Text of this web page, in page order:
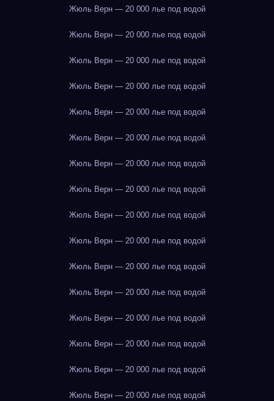
Жюль Верн — 20 000 лье под водой
Жюль Верн — 20 000 лье под водой
Жюль Верн — 20 000 лье под водой
Жюль Верн — 20 000 лье под водой
Жюль Верн — 20 000 лье под водой
Жюль Верн — 20 000 лье под водой
Жюль Верн — 20 000 лье под водой
Жюль Верн — 20 000 лье под водой
Жюль Верн — 20 000 лье под водой
Жюль Верн — 20 000 лье под водой
Жюль Верн — 20 000 лье под водой
Жюль Верн — 20 000 лье под водой
Жюль Верн — 20 000 лье под водой
Жюль Верн — 20 000 лье под водой
Жюль Верн — 20 000 лье под водой
Жюль Верн — 20 000 лье под водой